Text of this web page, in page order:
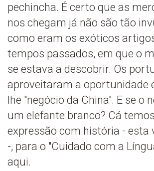
pechincha. É certo que as
nos chegam já não são tão
como eram os exóticos
tempos passados, em que o
se estava a descobrir. Os
aproveitaram a oportunidade
lhe "negócio da China". E se o
um elefante branco? Cá
expressão com história - esta
-, para o "Cuidado com a
aqui.